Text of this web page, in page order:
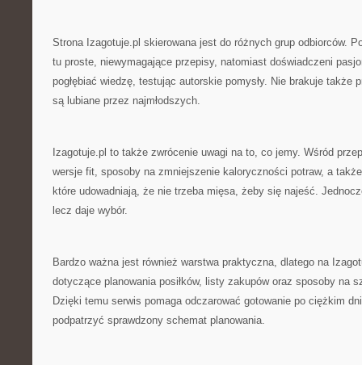
Strona Izagotuje.pl skierowana jest do różnych grup odbiorców.
tu proste, niewymagające przepisy, natomiast doświadczeni
pogłębiać wiedzę, testując autorskie pomysły. Nie brakuje także
są lubiane przez najmłodszych.
Izagotuje.pl to także zwrócenie uwagi na to, co jemy. Wśród
wersje fit, sposoby na zmniejszenie kaloryczności potraw, a
które udowadniają, że nie trzeba mięsa, żeby się najeść.
lecz daje wybór.
Bardzo ważna jest również warstwa praktyczna, dlatego na
dotyczące planowania posiłków, listy zakupów oraz sposoby na
Dzięki temu serwis pomaga odczarować gotowanie po ciężkim
podpatrzyć sprawdzony schemat planowania.